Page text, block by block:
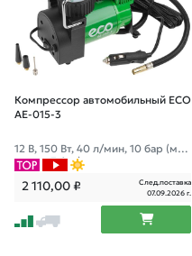
Компрессор автомобильный ECO
AE-015-3
12 В, 150 Вт, 40 л/мин, 10 бар (ман
ометр 7 бар), сумка
2 110,00₽
След.поставка
07.09.2026 г.